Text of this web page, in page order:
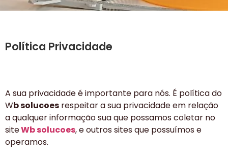
Política Privacidade
A sua privacidade é importante para nós. É política do
Wb solucoes respeitar a sua privacidade em relação
a qualquer informação sua que possamos coletar no
siteWb solucoes, e outros sites que possuímos e
operamos.